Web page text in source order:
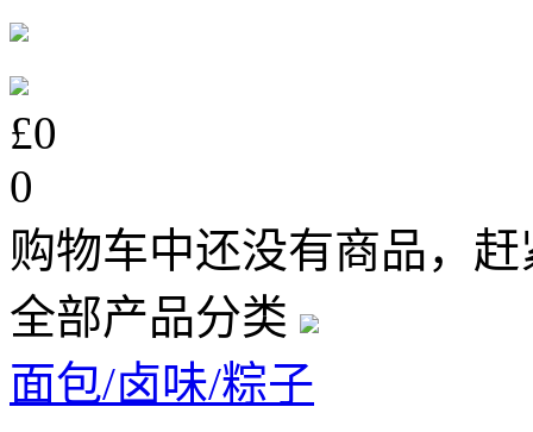
£0
0
购物车中还没有商品，
全部产品分类
面包/卤味/粽子